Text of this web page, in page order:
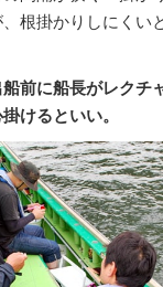
根掛かりしにくい
前に船長がレクチ
けるといい。